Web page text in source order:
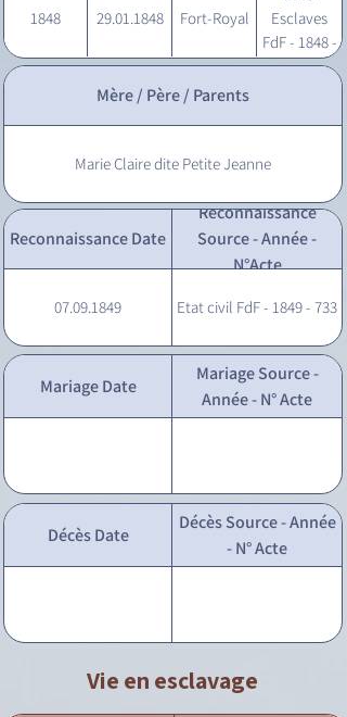
1848 29.01.1848 Fort-Royal
Esclaves
FdF - 1848 -
22
Mère / Père / Parents
Marie Claire dite Petite Jeanne
Reconnaissance Date
Reconnaissance
Source - Année -
N°Acte
07.09.1849 Etat civil FdF - 1849 - 733
Mariage Date
Mariage Source -
Année - N° Acte
Décès Date
Décès Source - Année
- N° Acte
Vie en esclavage